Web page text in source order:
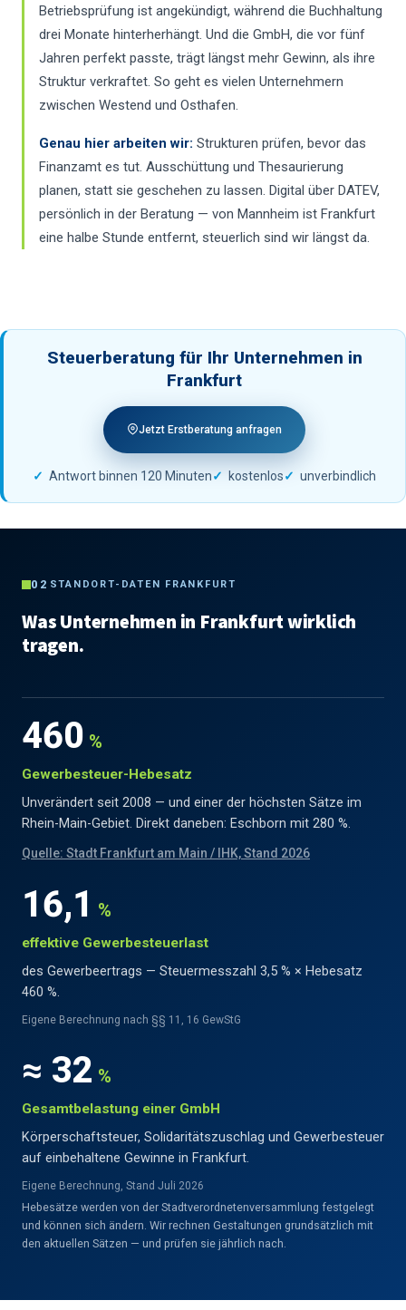
Betriebsprüfung ist angekündigt, während die Buchhaltung
drei Monate hinterherhängt. Und die GmbH, die vor fünf
Jahren perfekt passte, trägt längst mehr Gewinn, als ihre
Struktur verkraftet. So geht es vielen Unternehmern
zwischen Westend und Osthafen.
Genau hier arbeiten wir: Strukturen prüfen, bevor das
Finanzamt es tut. Ausschüttung und Thesaurierung
planen, statt sie geschehen zu lassen. Digital über DATEV,
persönlich in der Beratung — von Mannheim ist Frankfurt
eine halbe Stunde entfernt, steuerlich sind wir längst da.
Steuerberatung für Ihr Unternehmen in
Frankfurt
Jetzt Erstberatung anfragen
Antwort binnen 120 Minuten kostenlos unverbindlich
02 STANDORT-DATEN FRANKFURT
Was Unternehmen in Frankfurt wirklich
tragen.
460 %
Gewerbesteuer-Hebesatz
Unverändert seit 2008 — und einer der höchsten Sätze im
Rhein-Main-Gebiet. Direkt daneben: Eschborn mit 280 %.
Quelle: Stadt Frankfurt am Main / IHK, Stand 2026
16,1 %
effektive Gewerbesteuerlast
des Gewerbeertrags — Steuermesszahl 3,5 % × Hebesatz
460 %.
Eigene Berechnung nach §§ 11, 16 GewStG
≈ 32 %
Gesamtbelastung einer GmbH
Körperschaftsteuer, Solidaritätszuschlag und Gewerbesteuer
auf einbehaltene Gewinne in Frankfurt.
Eigene Berechnung, Stand Juli 2026
Hebesätze werden von der Stadtverordnetenversammlung festgelegt
und können sich ändern. Wir rechnen Gestaltungen grundsätzlich mit
den aktuellen Sätzen — und prüfen sie jährlich nach.